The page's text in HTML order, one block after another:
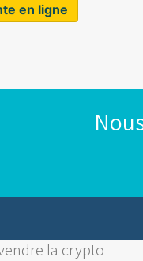
en ligne
la crypto